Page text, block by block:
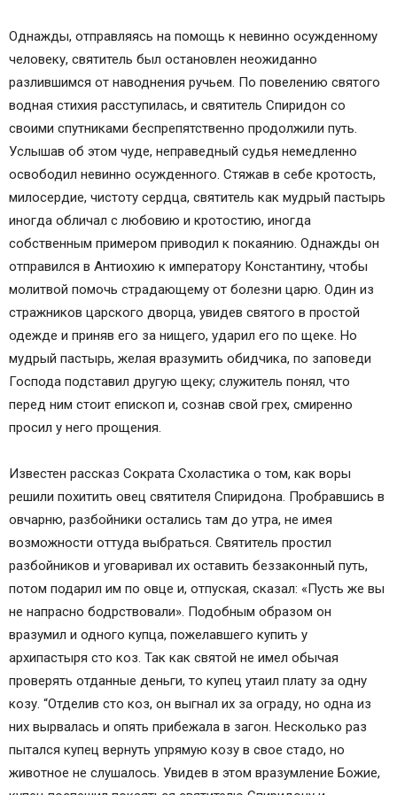
Однажды, отправляясь на помощь к невинно осужденному
человеку, святитель был остановлен неожиданно
разлившимся от наводнения ручьем. По повелению святого
водная стихия расступилась, и святитель Спиридон со
своими спутниками беспрепятственно продолжили путь.
Услышав об этом чуде, неправедный судья немедленно
освободил невинно осужденного. Стяжав в себе кротость,
милосердие, чистоту сердца, святитель как мудрый пастырь
иногда обличал с любовию и кротостию, иногда
собственным примером приводил к покаянию. Однажды он
отправился в Антиохию к императору Константину, чтобы
молитвой помочь страдающему от болезни царю. Один из
стражников царского дворца, увидев святого в простой
одежде и приняв его за нищего, ударил его по щеке. Но
мудрый пастырь, желая вразумить обидчика, по заповеди
Господа подставил другую щеку; служитель понял, что
перед ним стоит епископ и, сознав свой грех, смиренно
просил у него прощения.
Известен рассказ Сократа Схоластика о том, как воры
решили похитить овец святителя Спиридона. Пробравшись в
овчарню, разбойники остались там до утра, не имея
возможности оттуда выбраться. Святитель простил
разбойников и уговаривал их оставить беззаконный путь,
потом подарил им по овце и, отпуская, сказал: «Пусть же вы
не напрасно бодрствовали». Подобным образом он
вразумил и одного купца, пожелавшего купить у
архипастыря сто коз. Так как святой не имел обычая
проверять отданные деньги, то купец утаил плату за одну
козу. “Отделив сто коз, он выгнал их за ограду, но одна из
них вырвалась и опять прибежала в загон. Несколько раз
пытался купец вернуть упрямую козу в свое стадо, но
животное не слушалось. Увидев в этом вразумление Божие,